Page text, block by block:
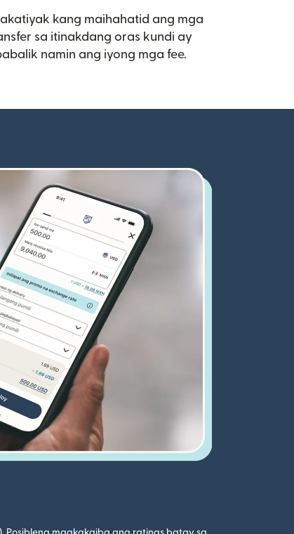
window)
kang maihahatid ang mga
sa itinakdang oras kundi ay
namin ang iyong mga fee.